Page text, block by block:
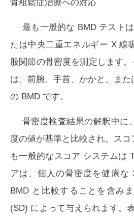
骨粗鬆症治療への対応
最も一般的な BMD テスト
たは中央二重エネルギー X 線
股関節の骨密度を測定します
は、前腕、手首、かかと、ま
の BMD です。
骨密度検査結果の解釈中に
度の値が基準と比較され、ス
も一般的なスコア システムは
アは、個人の骨密度を健康な
BMD と比較することを含み
(SD) によって与えられます。